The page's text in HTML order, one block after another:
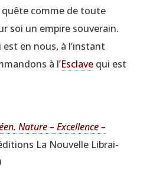
comme de toute
soi un empire sou­ve­rain.
en nous, à l’instant
à l’Esclavequi est
Nature – Excel­lence –
La Nou­velle Librai­